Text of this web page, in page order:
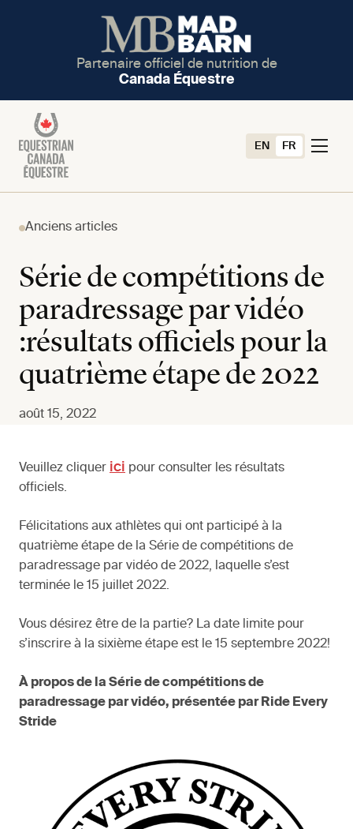
Partenaire officiel de nutrition de
Canada Équestre
EN FR
Anciens articles
Série de compétitions de
paradressage par vidéo
:résultats officiels pour la
quatrième étape de 2022
août 15, 2022
Veuillez cliquer ici pour consulter les résultats
officiels.
Félicitations aux athlètes qui ont participé à la
quatrième étape de la Série de compétitions de
paradressage par vidéo de 2022, laquelle s’est
terminée le 15 juillet 2022.
Vous désirez être de la partie? La date limite pour
s’inscrire à la sixième étape est le 15 septembre 2022!
À propos de la Série de compétitions de
paradressage par vidéo, présentée par Ride Every
Stride